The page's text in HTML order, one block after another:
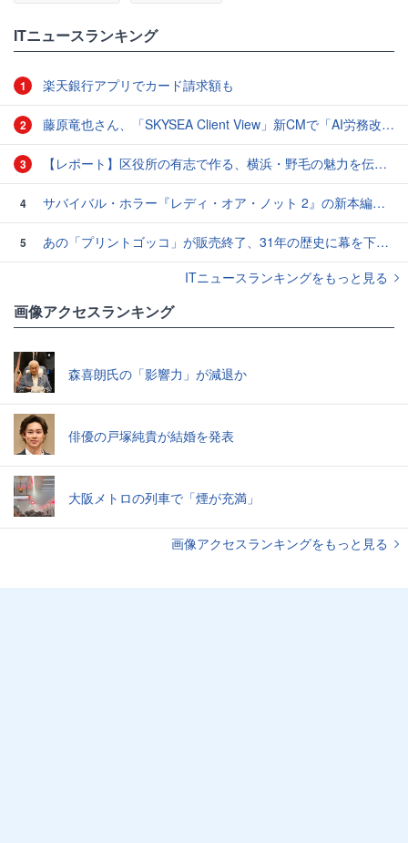
ITニュースランキング
1 楽天銀行アプリでカード請求額も
2 藤原竜也さん、「SKYSEA Client View」新CMで「AI労務改善」をアピール 働き方をAIが分析したら「すぐに休んで」と言われる？
3 【レポート】区役所の有志で作る、横浜・野毛の魅力を伝えるCM
4 サバイバル・ホラー『レディ・オア・ノット 2』の新本編映像、【バスタイム編】が公開
5
あの「プリントゴッコ」が販売終了、31年の歴史に幕を下ろす
ITニュースランキングをもっと見る
画像アクセスランキング
森喜朗氏の「影響力」が減退か
俳優の戸塚純貴が結婚を発表
大阪メトロの列車で「煙が充満」
画像アクセスランキングをもっと見る